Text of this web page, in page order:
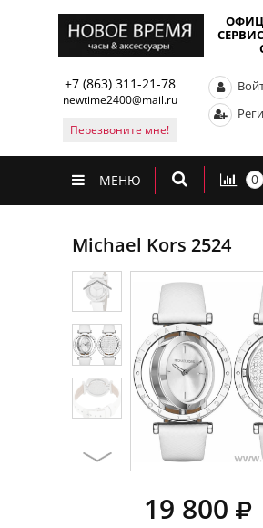
+7 (863) 311-21-78
newtime2400@mail.ru
Перезвоните мне!
МЕНЮ 0
Michael Kors 2524
19 800